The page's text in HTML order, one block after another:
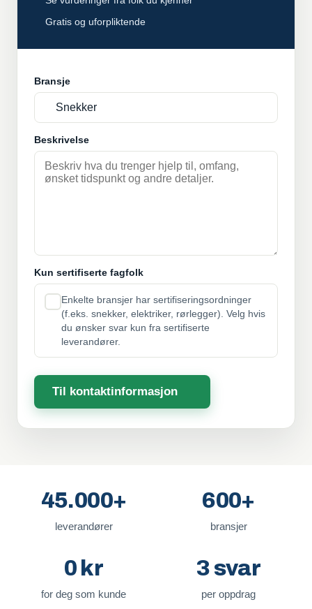
Gratis og uforpliktende
Bransje
Beskrivelse
Kun sertifiserte fagfolk
Enkelte bransjer har sertifiseringsordninger
(f.eks. snekker, elektriker, rørlegger). Velg hvis
du ønsker svar kun fra sertifiserte
leverandører.
Til kontaktinformasjon
45.000+
leverandører
600+
bransjer
0 kr
for deg som kunde
3 svar
per oppdrag